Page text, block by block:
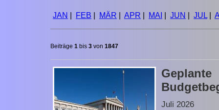
JAN FEB MÄR APR MAI JUN JUL|
Beiträge 1 bis 3 von 1847
Juli 2026